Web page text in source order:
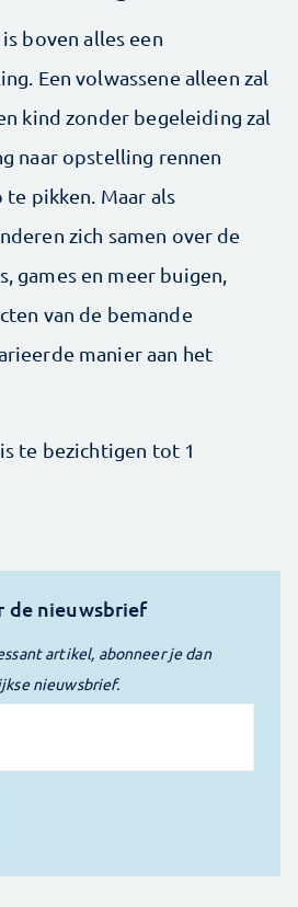
boven alles een
Een volwassene alleen zal
kind zonder begeleiding zal
naar opstelling rennen
pikken. Maar als
zich samen over de
games en meer buigen,
van de bemande
manier aan het
te bezichtigen tot 1
de nieuwsbrief
artikel, abonneer je dan
nieuwsbrief.